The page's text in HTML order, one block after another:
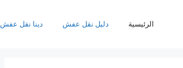
الرئيسية دليل نقل عفش دينا نقل عفش